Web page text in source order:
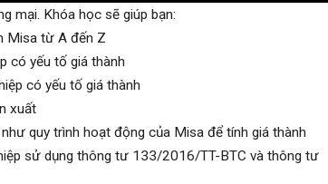
mại. Khóa học sẽ giúp bạn:
Misa từ A đến Z
có yếu tố giá thành
có yếu tố giá thành
xuất
quy trình hoạt động của Misa để tính giá thành
sử dụng thông tư 133/2016/TT-BTC và thông tư